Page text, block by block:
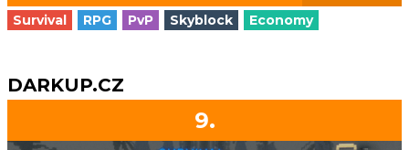
Survival RPG PvP Skyblock Economy
DARKUP.CZ
9.